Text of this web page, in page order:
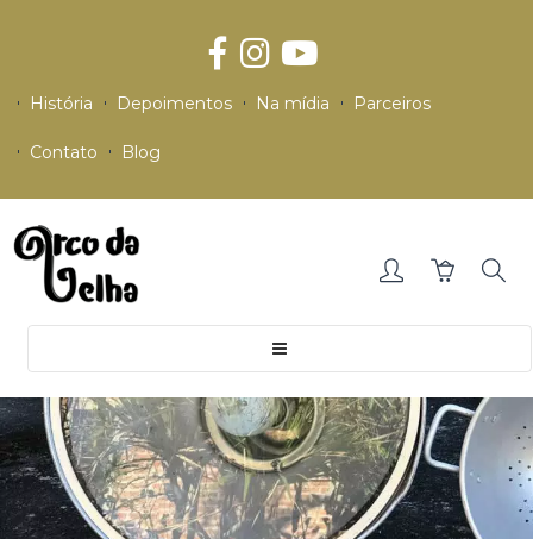
História Depoimentos Na mídia Parceiros
Contato Blog